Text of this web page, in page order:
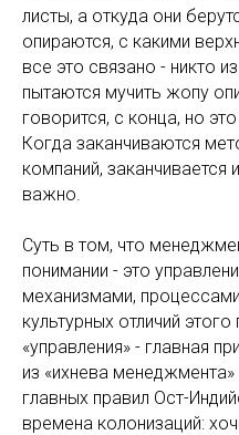
листы, а откуда они
опираются, с какими
все это связано - никто
пытаются мучить жопу
говорится, с конца, но
Когда заканчиваются
компаний, заканчивается
важно.
Суть в том, что
понимании - это
механизмами,
культурных отличий
«управления» - главная
из «ихнева
главных правил Ост-
времена колонизаций: